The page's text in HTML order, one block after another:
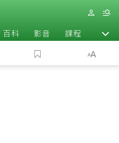
百科 影音 課程 退休